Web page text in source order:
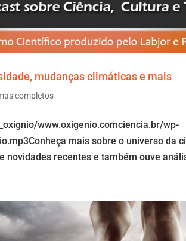
mudanças climáticas e mais
completos
www.oxigenio.comciencia.br/wp-
mais sobre o universo da
novidades recentes e também ouve